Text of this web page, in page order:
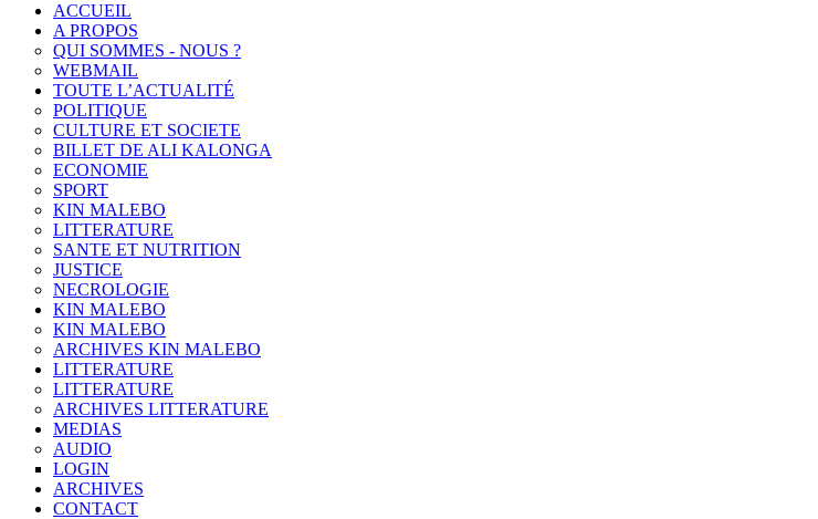
ACCUEIL
A PROPOS
QUI SOMMES - NOUS ?
WEBMAIL
TOUTE L’ACTUALITÉ
POLITIQUE
CULTURE ET SOCIETE
BILLET DE ALI KALONGA
ECONOMIE
SPORT
KIN MALEBO
LITTERATURE
SANTE ET NUTRITION
JUSTICE
NECROLOGIE
KIN MALEBO
KIN MALEBO
ARCHIVES KIN MALEBO
LITTERATURE
LITTERATURE
ARCHIVES LITTERATURE
MEDIAS
AUDIO
LOGIN
ARCHIVES
CONTACT